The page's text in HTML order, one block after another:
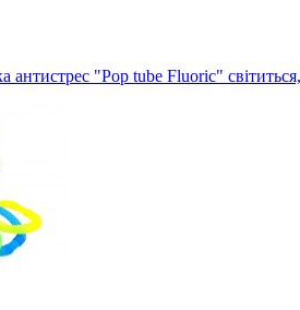
антистрес "Pop tube Fluoric"